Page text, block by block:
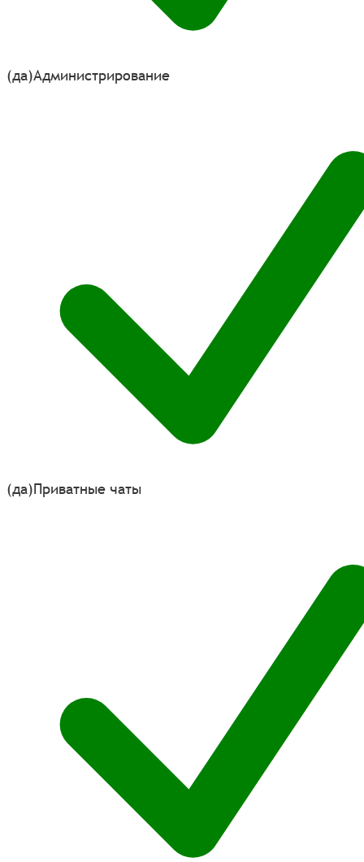
(да)Администрирование
(да)Приватные чаты